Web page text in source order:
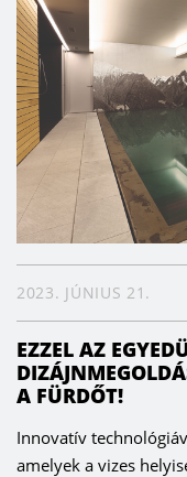
2023. JÚNIUS 21.
EZZEL AZ
A FÜRDŐT!
Innovatív
amelyek a vizes